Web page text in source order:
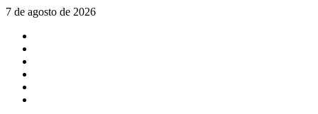
Saltar
contenido
7 de agosto de 2026